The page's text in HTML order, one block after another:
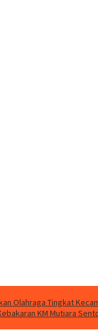
Olahraga Tingkat
KM Mutiara